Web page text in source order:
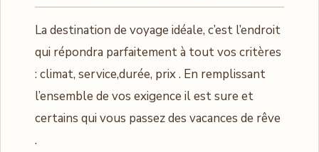
La destination de voyage idéale, c’est l’endroit
qui répondra parfaitement à tout vos critères
: climat, service,durée, prix . En remplissant
l’ensemble de vos exigence il est sure et
certains qui vous passez des vacances de rêve
.